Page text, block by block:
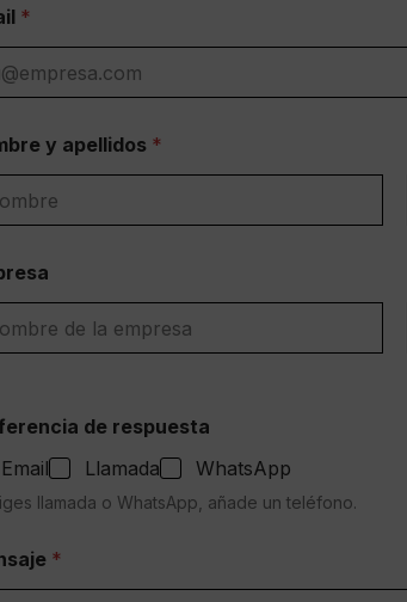
*
y apellidos *
de respuesta
Email
Llamada WhatsApp
llamada o WhatsApp, añade un teléfono.
*